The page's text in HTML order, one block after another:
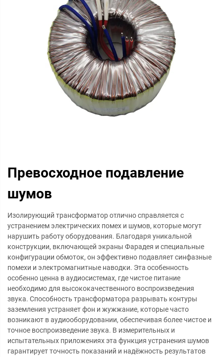
Превосходное подавление
шумов
Изолирующий трансформатор отлично справляется с
устранением электрических помех и шумов, которые могут
нарушить работу оборудования. Благодаря уникальной
конструкции, включающей экраны Фарадея и специальные
конфигурации обмоток, он эффективно подавляет синфазные
помехи и электромагнитные наводки. Эта особенность
особенно ценна в аудиосистемах, где чистое питание
необходимо для высококачественного воспроизведения
звука. Способность трансформатора разрывать контуры
заземления устраняет фон и жужжание, которые часто
возникают в аудиооборудовании, обеспечивая более чистое и
точное воспроизведение звука. В измерительных и
испытательных приложениях эта функция устранения шумов
гарантирует точность показаний и надёжность результатов